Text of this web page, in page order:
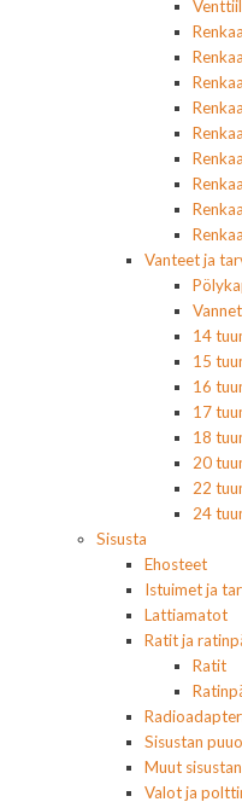
Vanteet ja
14
15
16
17
18
20
22
24
Sisusta
Ehosteet
Istuimet ja
Lattiamatot
Ratit ja
Ratit
Sisustan
Muut
Valot ja